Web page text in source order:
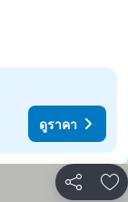
ดูราคา
แชร์ เ